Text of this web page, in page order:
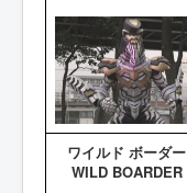
ワイルド ボーダー
WILD BOARDER